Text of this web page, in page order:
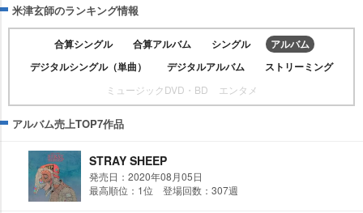
米津玄師のランキング情報
合算シングル 合算アルバム シングル
アルバム
デジタルシングル（単曲）
デジタルアルバム ストリーミング
ミュージックDVD・BD エンタメ
アルバム売上TOP7作品
STRAY SHEEP
発売日：2020年08月05日
最高順位：1位 登場回数：307週